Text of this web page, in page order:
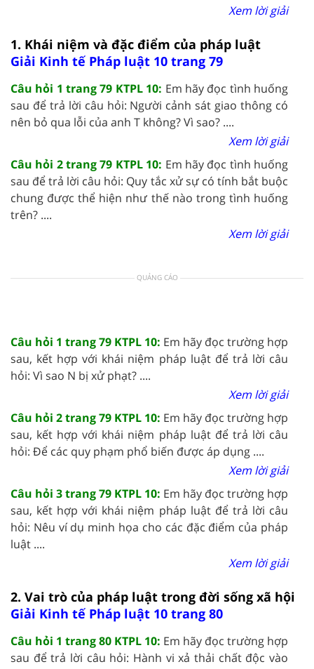
Xem lời giải
1. Khái niệm và đặc điểm của pháp luật
Giải Kinh tế Pháp luật 10 trang 79
Câu hỏi 1 trang 79 KTPL 10: Em hãy đọc tình huống
sau để trả lời câu hỏi: Người cảnh sát giao thông có
nên bỏ qua lỗi của anh T không? Vì sao? ....
Xem lời giải
Câu hỏi 2 trang 79 KTPL 10: Em hãy đọc tình huống
sau để trả lời câu hỏi: Quy tắc xử sự có tính bắt buộc
chung được thể hiện như thế nào trong tình huống
trên? ....
Xem lời giải
QUẢNG CÁO
Câu hỏi 1 trang 79 KTPL 10: Em hãy đọc trường hợp
sau, kết hợp với khái niệm pháp luật để trả lời câu
hỏi: Vì sao N bị xử phạt? ....
Xem lời giải
Câu hỏi 2 trang 79 KTPL 10: Em hãy đọc trường hợp
sau, kết hợp với khái niệm pháp luật để trả lời câu
hỏi: Để các quy phạm phổ biến được áp dụng ....
Xem lời giải
Câu hỏi 3 trang 79 KTPL 10: Em hãy đọc trường hợp
sau, kết hợp với khái niệm pháp luật để trả lời câu
hỏi: Nêu ví dụ minh họa cho các đặc điểm của pháp
luật ....
Xem lời giải
2. Vai trò của pháp luật trong đời sống xã hội
Giải Kinh tế Pháp luật 10 trang 80
Câu hỏi 1 trang 80 KTPL 10: Em hãy đọc trường hợp
sau để trả lời câu hỏi: Hành vi xả thải chất độc vào